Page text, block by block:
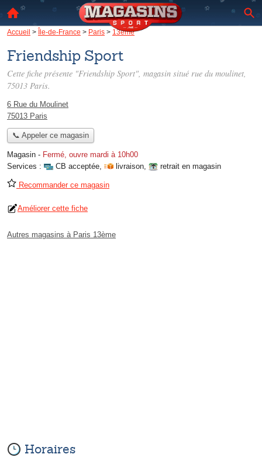
Accueil > Île-de-France > Paris > 13ème
Friendship Sport
Cette fiche présente "Friendship Sport", magasin situé rue du moulinet,
75013 Paris.
6 Rue du Moulinet
75013 Paris
📞 Appeler ce magasin
Magasin - Fermé, ouvre mardi à 10h00
Services :
CB acceptée, livraison, retrait en magasin
Recommander ce magasin
Améliorer cette fiche
Autres magasins à Paris 13ème
Horaires